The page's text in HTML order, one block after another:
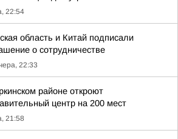
22:54
область и Китай подписали
о сотрудничестве
22:33
районе откроют
центр на 200 мест
21:58